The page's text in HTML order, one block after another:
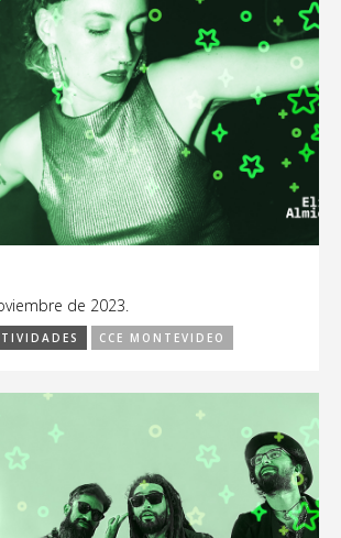
de 2023.
CCE MONTEVIDEO